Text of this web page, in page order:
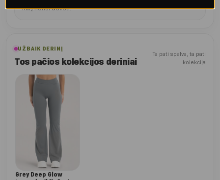
kurį norisi dėvėti.
UŽBAIK DERINĮ
Tos pačios kolekcijos deriniai
Ta pati spalva, ta pati
kolekcija
Grey Deep Glow